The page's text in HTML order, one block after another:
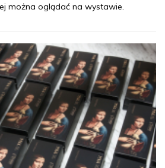
można oglądać na wystawie.